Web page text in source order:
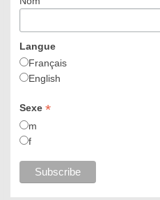
Langue
Français
English
Sexe *
m
f